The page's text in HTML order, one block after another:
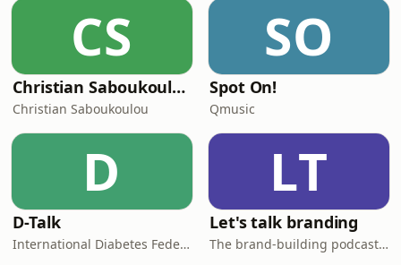
CS
Christian Saboukoulou
Christian Saboukoulou
SO
Spot On!
Qmusic
D
D-Talk
International Diabetes Federation
LT
Let's talk branding
The brand-building podcast by Stef Hamerlinck